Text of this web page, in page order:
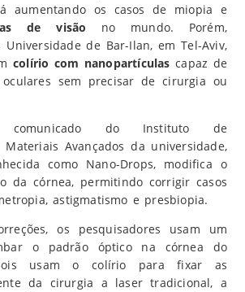
aumentando os casos de miopia e
de visão no mundo. Porém,
Universidade de Bar-Ilan, em Tel-Aviv,
colírio com nanopartículas capaz de
sem precisar de cirurgia ou
comunicado do Instituto de
Materiais Avançados da universidade,
como Nano-Drops, modifica o
da córnea, permitindo corrigir casos
astigmatismo e presbiopia.
os pesquisadores usam um
o padrão óptico na córnea do
usam o colírio para fixar as
da cirurgia a laser tradicional, a